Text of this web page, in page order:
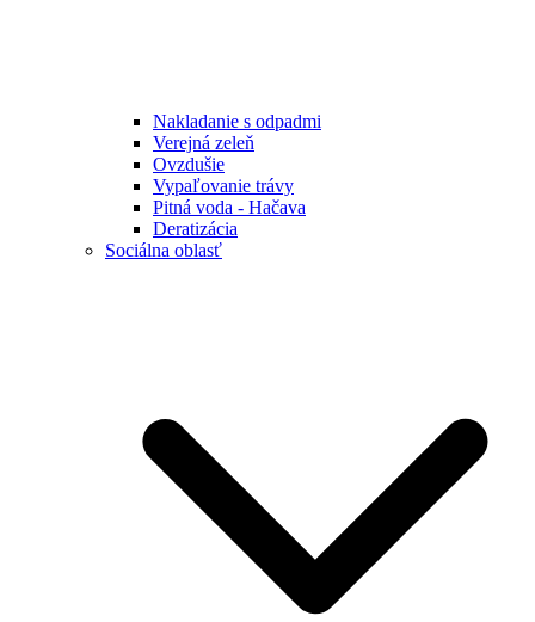
Nakladanie s odpadmi
Verejná zeleň
Ovzdušie
Vypaľovanie trávy
Pitná voda - Hačava
Deratizácia
Sociálna oblasť